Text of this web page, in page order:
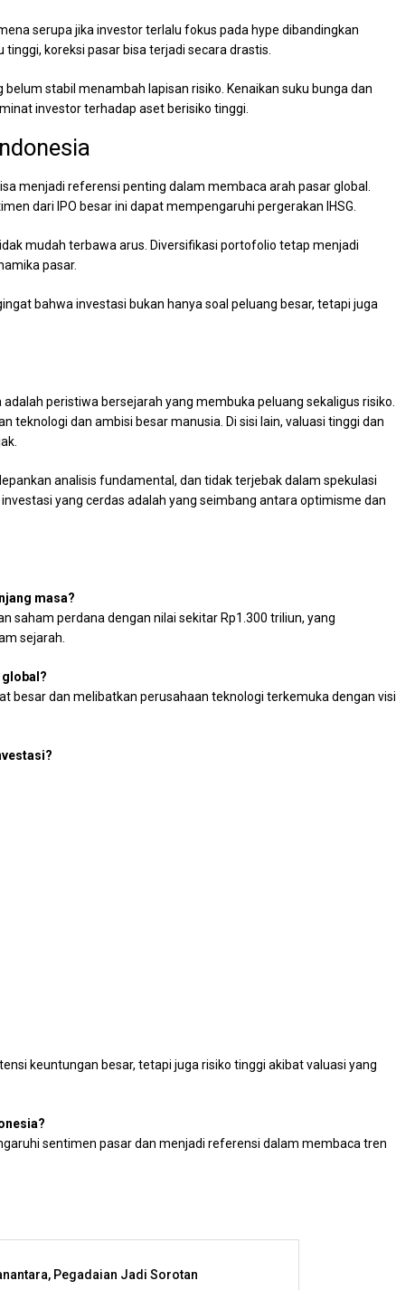
serupa jika investor terlalu fokus pada hype dibandingkan
koreksi pasar bisa terjadi secara drastis.
stabil menambah lapisan risiko. Kenaikan suku bunga dan
investor terhadap aset berisiko tinggi.
menjadi referensi penting dalam membaca arah pasar global.
dari IPO besar ini dapat mempengaruhi pergerakan IHSG.
mudah terbawa arus. Diversifikasi portofolio tetap menjadi
pasar.
bahwa investasi bukan hanya soal peluang besar, tetapi juga
adalah peristiwa bersejarah yang membuka peluang sekaligus risiko.
teknologi dan ambisi besar manusia. Di sisi lain, valuasi tinggi dan
analisis fundamental, dan tidak terjebak dalam spekulasi
yang cerdas adalah yang seimbang antara optimisme dan
masa?
saham perdana dengan nilai sekitar Rp1.300 triliun, yang
sejarah.
global?
besar dan melibatkan perusahaan teknologi terkemuka dengan visi
keuntungan besar, tetapi juga risiko tinggi akibat valuasi yang
sentimen pasar dan menjadi referensi dalam membaca tren
Pegadaian Jadi Sorotan